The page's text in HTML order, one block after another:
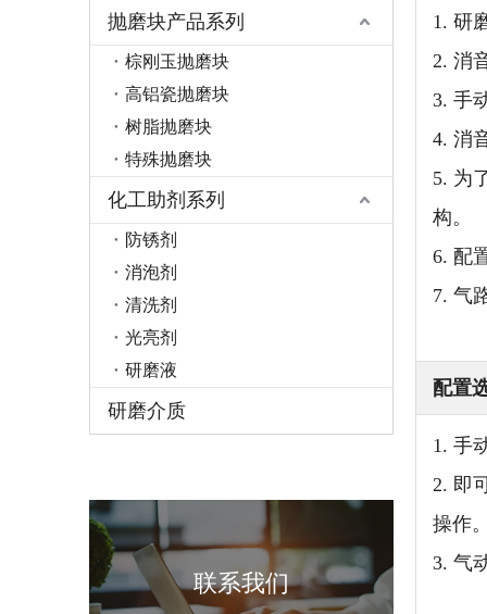
抛磨块产品系列
棕刚玉抛磨块
高铝瓷抛磨块
树脂抛磨块
特殊抛磨块
化工助剂系列
防锈剂
消泡剂
清洗剂
光亮剂
研磨液
研磨介质
联系我们
1. 研
2. 消
3. 手
4. 消
5. 为
构。
6. 配
7. 气
配置
1. 手
2. 即
操作
3. 气